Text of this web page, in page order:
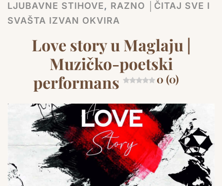
LJUBAVNE STIHOVE, RAZNO │ČITAJ SVE I
SVAŠTA IZVAN OKVIRA
Love story u Maglaju |
Muzičko-poetski
performans
0 (0)